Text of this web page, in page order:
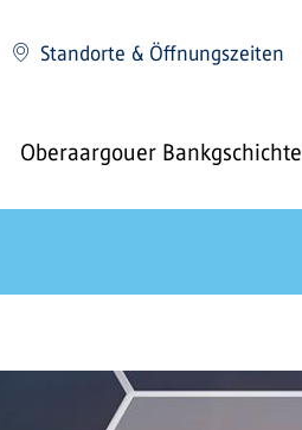
Standorte & Öffnungszeiten
Oberaargouer Bankgschichte